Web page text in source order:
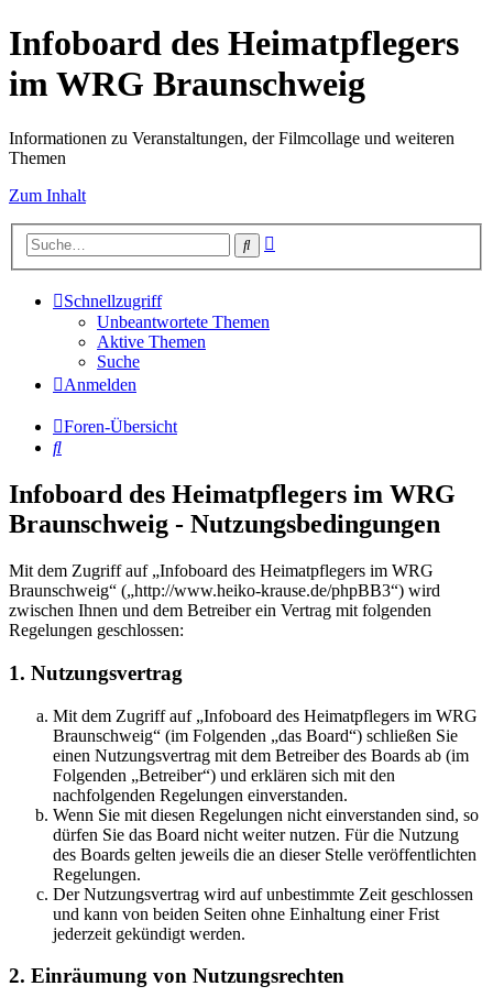
Infoboard des Heimatpflegers
im WRG Braunschweig
Informationen zu Veranstaltungen, der Filmcollage und weiteren
Themen
Zum Inhalt
Suche
Schnellzugriff
Unbeantwortete Themen
Aktive Themen
Suche
Anmelden
Foren-Übersicht
Suche
Infoboard des Heimatpflegers im WRG
Braunschweig - Nutzungsbedingungen
Mit dem Zugriff auf „Infoboard des Heimatpflegers im WRG
Braunschweig“ („http://www.heiko-krause.de/phpBB3“) wird
zwischen Ihnen und dem Betreiber ein Vertrag mit folgenden
Regelungen geschlossen:
1. Nutzungsvertrag
Mit dem Zugriff auf „Infoboard des Heimatpflegers im WRG
Braunschweig“ (im Folgenden „das Board“) schließen Sie
einen Nutzungsvertrag mit dem Betreiber des Boards ab (im
Folgenden „Betreiber“) und erklären sich mit den
nachfolgenden Regelungen einverstanden.
Wenn Sie mit diesen Regelungen nicht einverstanden sind, so
dürfen Sie das Board nicht weiter nutzen. Für die Nutzung
des Boards gelten jeweils die an dieser Stelle veröffentlichten
Regelungen.
Der Nutzungsvertrag wird auf unbestimmte Zeit geschlossen
und kann von beiden Seiten ohne Einhaltung einer Frist
jederzeit gekündigt werden.
2. Einräumung von Nutzungsrechten